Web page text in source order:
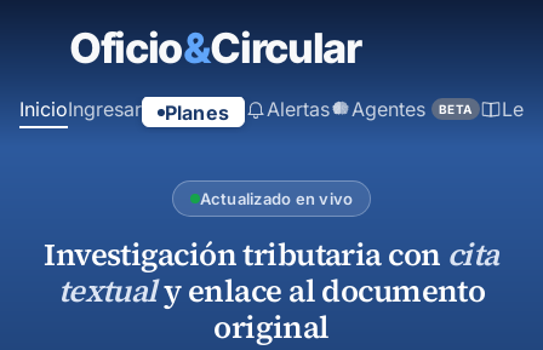
principal
InicioIngresar Planes Alertas Agentes BETA
Actualizado en vivo
Investigación tributaria con cita
textualy enlace al documento
original